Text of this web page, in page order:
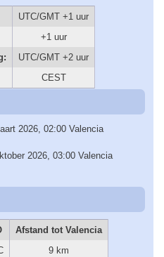
UTC/GMT +1 uur
+1 uur
UTC/GMT +2 uur
CEST
2026, 02:00 Valencia
2026, 03:00 Valencia
Afstand tot Valencia
9 km